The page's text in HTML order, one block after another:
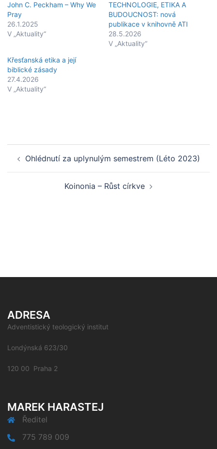
John C. Peckham – Why We
Pray
26.1.2025
V „Aktuality“
TECHNOLOGIE, ETIKA A
BUDOUCNOST: nová
publikace v knihovně ATI
28.5.2026
V „Aktuality“
Křesťanská etika a její
biblické zásady
27.4.2026
V „Aktuality“
navigation
Ohlédnutí za uplynulým semestrem (Léto 2023)
Koinonia – Růst církve
ADRESA
Adventistický teologický institut
Londýnská 623/30
120 00 Praha 2
MAREK HARASTEJ
Ředitel
775 789 009